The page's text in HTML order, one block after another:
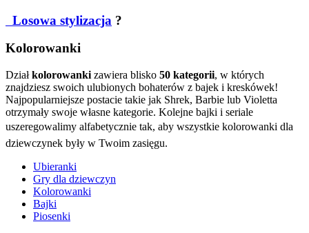
Losowa stylizacja ?
Kolorowanki
Działkolorowanki zawiera blisko 50 kategorii, w których
znajdziesz swoich ulubionych bohaterów z bajek i kreskówek!
Najpopularniejsze postacie takie jak Shrek, Barbie lub Violetta
otrzymały swoje własne kategorie. Kolejne bajki i seriale
uszeregowalimy alfabetycznie tak, aby wszystkie kolorowanki dla
dziewczynek były w Twoim zasięgu.
Ubieranki
Gry dla dziewczyn
Kolorowanki
Bajki
Piosenki